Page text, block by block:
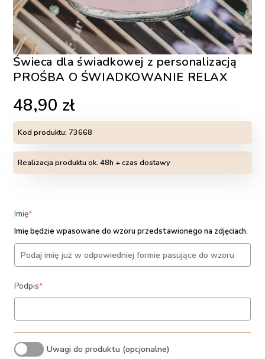
Świeca dla świadkowej z personalizacją
PROŚBA O ŚWIADKOWANIE RELAX
48,90 zł
Kod produktu: 73668
Realizacja produktu ok. 48h + czas dostawy
Imię*(required)
Imię będzie wpasowane do wzoru przedstawionego na zdjęciach.
Podpis*(required)
Uwagi do produktu (opcjonalne)